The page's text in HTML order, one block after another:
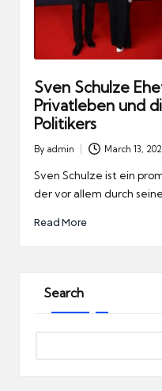
Sven Schulze
Privatleben und
Politikers
Posted
by
By admin March 13,
Sven Schulze ist ein
der vor allem durch
Read More
Search